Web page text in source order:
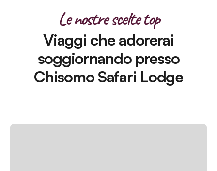
Le nostre scelte top
Viaggi che adorerai
soggiornando presso
Chisomo Safari Lodge